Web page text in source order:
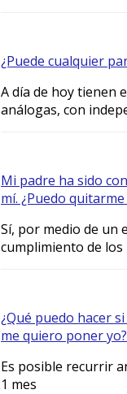
¿Puede cualquier
A día de hoy tienen
análogas, con
Mi padre ha sido
mí. ¿Puedo
Sí, por medio de un
cumplimiento de
¿Qué puedo hacer
me quiero poner yo?
Es posible recurrir
1 mes